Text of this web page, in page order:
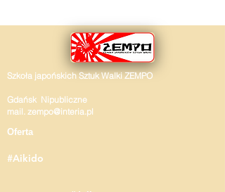
Szkoła japońskich Sztuk Walki ZEMPO
Gdańsk Nipubliczne
mail. zempo@interia.pl
Oferta
#Aikido